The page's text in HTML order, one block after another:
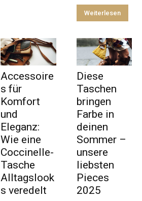
Weiterlesen
Accessoire
s für
Komfort
und
Eleganz:
Wie eine
Coccinelle-
Tasche
Alltagslook
s veredelt
Diese
Taschen
bringen
Farbe in
deinen
Sommer –
unsere
liebsten
Pieces
2025